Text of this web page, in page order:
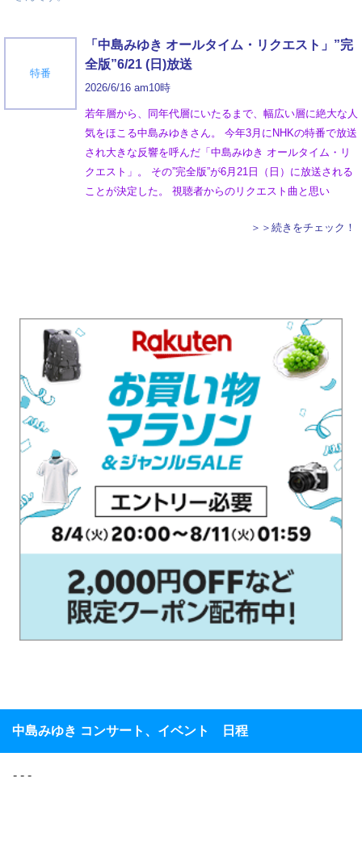
特番
「中島みゆき オールタイム・リクエスト」”完
全版”6/21 (日)放送
2026/6/16 am10時
若年層から、同年代層にいたるまで、幅広い層に絶大な人
気をほこる中島みゆきさん。 今年3月にNHKの特番で放送
され大きな反響を呼んだ「中島みゆき オールタイム・リ
クエスト」。 その”完全版”が6月21日（日）に放送される
ことが決定した。 視聴者からのリクエスト曲と思い
＞＞続きをチェック！
中島みゆき コンサート、イベント 日程
- - -